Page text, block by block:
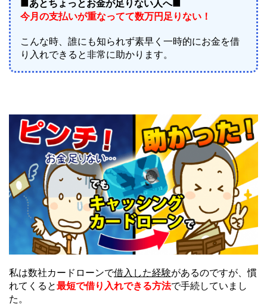
■あとちょっとお金が足りない人へ■
今月の支払いが重なってて数万円足りない！
こんな時、誰にも知られず素早く一時的にお金を借
り入れできると非常に助かります。
私は数社カードローンで借入した経験があるのですが、慣
れてくると最短で借り入れできる方法で手続していまし
た。